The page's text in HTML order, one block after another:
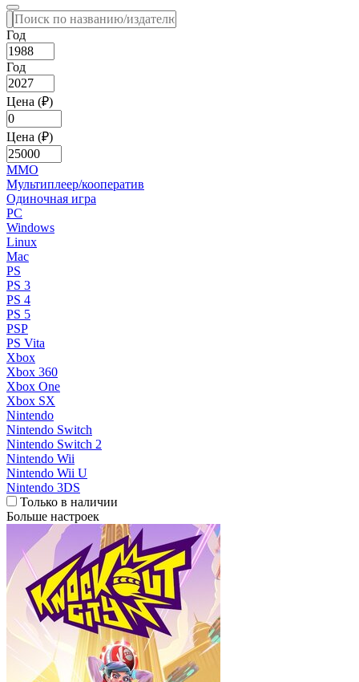
Год
Год
Цена (₽)
Цена (₽)
MMO
Мультиплеер/кооператив
Одиночная игра
PC
Windows
Linux
Mac
PS
PS 3
PS 4
PS 5
PSP
PS Vita
Xbox
Xbox 360
Xbox One
Xbox SX
Nintendo
Nintendo Switch
Nintendo Switch 2
Nintendo Wii
Nintendo Wii U
Nintendo 3DS
Только в наличии
Больше настроек